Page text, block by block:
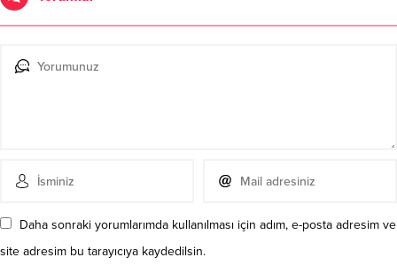
Daha sonraki yorumlarımda kullanılması için adım, e-posta adresim ve
site adresim bu tarayıcıya kaydedilsin.